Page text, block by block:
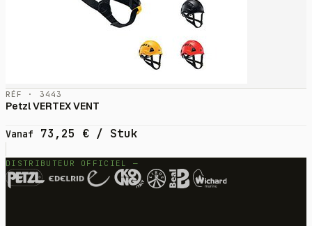
RÉF · 3443
Petzl VERTEX VENT
Vanaf 73,25 € / Stuk
DISTRIBUTEUR OFFICIEL —